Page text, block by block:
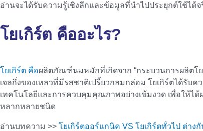
อ่านจะได้รับความรู้เชิงลึกและข้อมูลที่นำไปประยุกต์ใช้ได้จ
โยเกิร์ต คืออะไร?
โยเกิร์ต คือผลิตภัณฑ์นมหมักที่เกิดจาก “กระบวนการผลิตโ
เจลกึ่งของเหลวที่มีรสชาติเปรี้ยวกลมกล่อม โยเกิร์ตได้รับ
เทคโนโลยีและการควบคุมคุณภาพอย่างเข้มงวด เพื่อให้ไ
หลากหลายชนิด
อ่านบทความ >> โยเกิร์ตออร์แกนิค VS โยเกิร์ตทั่วไป ต่างกั